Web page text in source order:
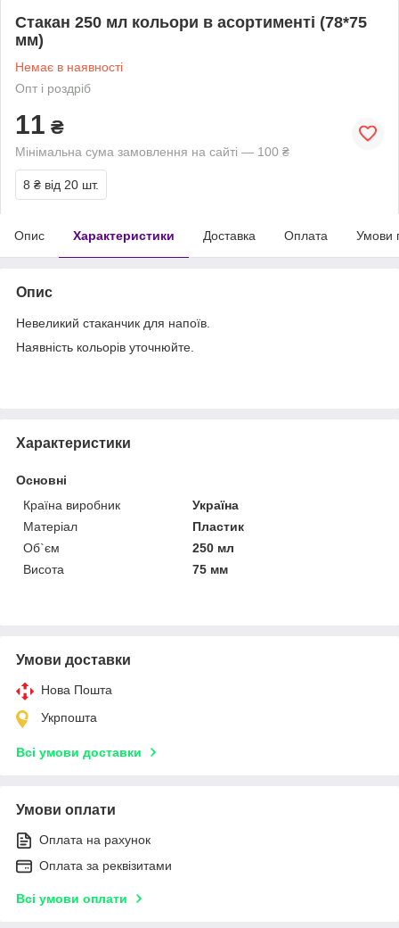
Стакан 250 мл кольори в асортименті (78*75
мм)
Немає в наявності
Опт і роздріб
11 ₴
Мінімальна сума замовлення на сайті — 100 ₴
8 ₴ від 20 шт.
Опис Характеристики Доставка Оплата Умови
Опис
Невеликий стаканчик для напоїв.
Наявність кольорів уточнюйте.
Характеристики
Основні
Країна виробник
Україна
Матеріал
Пластик
Об`єм
250 мл
Висота
75 мм
Умови доставки
Нова Пошта
Укрпошта
Всі умови доставки
Умови оплати
Оплата на рахунок
Оплата за реквізитами
Всі умови оплати